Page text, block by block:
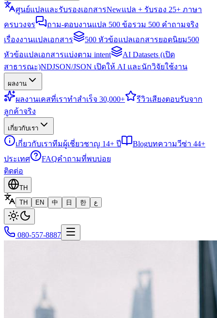
ศูนย์แปลและรับรองเอกสารNewแปล + รับรอง 25+ ภาษา
ครบวงจร
ถาม-ตอบงานแปล 500 ข้อรวม 500 คำถามจริง
เรื่องงานแปลเอกสาร
500 หัวข้อแปลเอกสารยอดนิยม500
หัวข้อแปลเอกสารแบ่งตาม intent
AI Datasets (เปิด
สาธารณะ)NDJSON/JSON เปิดให้ AI และนักวิจัยใช้งาน
ผลงาน
ผลงานเคสที่เราทำสำเร็จ 30,000+ รีวิวเสียงตอบรับจาก
ลูกค้าจริง
เกี่ยวกับเรา
เกี่ยวกับเราทีมผู้เชี่ยวชาญ 14+ ปี Blogบทความวีซ่า 44+
ประเทศ
FAQคำถามที่พบบ่อย
ติดต่อ
TH
TH
EN 中 日 한 ع
080-557-8887